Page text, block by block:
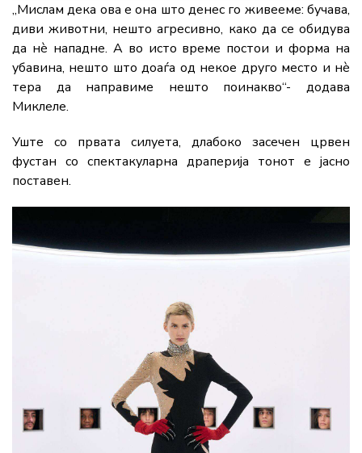
„Мислам дека ова е она што денес го живееме: бучава,
диви животни, нешто агресивно, како да се обидува
да нè нападне. А во исто време постои и форма на
убавина, нешто што доаѓа од некое друго место и нè
тера да направиме нешто поинакво“- додава
Миклеле.
Уште со првата силуета, длабоко засечен црвен
фустан со спектакуларна драперија тонот е јасно
поставен.